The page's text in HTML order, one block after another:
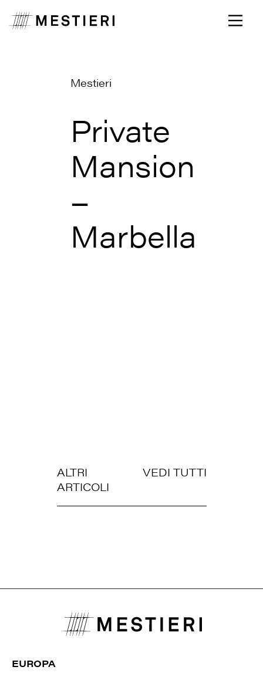
Mestieri
Private
Mansion
–
Marbella
ALTRI
ARTICOLI
VEDI TUTTI
EUROPA